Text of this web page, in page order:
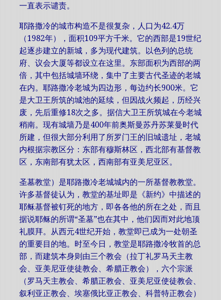
一直表示谴责。
耶路撒冷的城市构造不是很复杂，人口为42.4万
（1982年），面积109平方千米。它的西部是19世纪
起逐步建立的新城，多为现代建筑。以色列的总统
府、议会大厦等都设立在这里。东部面积为西部的两
倍，其中包括城墙环绕，集中了主要古代圣迹的老城
在内。耶路撒冷老城为四边形，每边约长900米。它
是大卫王所筑的城池的延续，但因战火频起，历经兴
废，先后重修18次之多。据信大卫王所筑城在今老城
稍南。现有城墙乃是400年前奥斯曼苏丹苏莱曼时代
所建，但很大部分利用了所罗门王的旧城遗址，老城
内根据宗教区分：东部有穆斯林区，西北部有基督教
区，东南部有犹太区，西南部有亚美尼亚区。
圣墓教堂）是耶路撒冷老城城内的一所基督教教堂。
许多基督徒认为，教堂的基址即是《新约》中描述的
耶稣基督被钉死的地方，即各各他的所在之处，而且
据说耶稣的所谓“圣墓”也在其中，他们因而对此地顶
礼膜拜。从西元4世纪开始，教堂即已成为一处朝圣
的重要目的地。时至今日，教堂是耶路撒冷牧首的总
部，而建筑本身则由三个教会（拉丁礼罗马天主教
会、亚美尼亚使徒教会、希腊正教会），六个宗派
（罗马天主教会、希腊正教会、亚美尼亚使徒教会、
叙利亚正教会、埃塞俄比亚正教会、科普特正教会）